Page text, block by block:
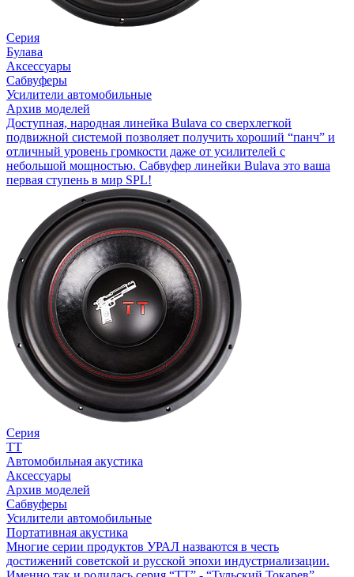
Серия
Булава
Аксессуары
Сабвуферы
Усилители автомобильные
Архив моделей
Доступная, народная линейка Bulava со сверхлегкой
подвижной системой позволяет получить хороший “панч” и
отличный уровень громкости даже от усилителей с
небольшой мощностью. Сабвуфер линейки Bulava это ваша
первая ступень в мир SPL!
Серия
ТТ
Автомобильная акустика
Аксессуары
Архив моделей
Сабвуферы
Усилители автомобильные
Портативная акустика
Многие серии продуктов УРАЛ назваются в честь
достижений советской и русской эпохи индустриализации.